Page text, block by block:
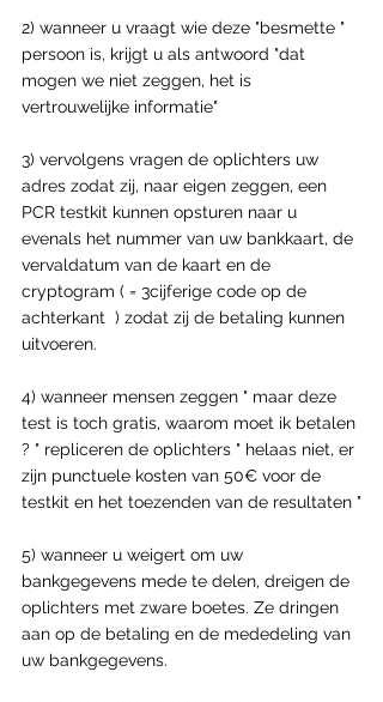
2) wanneer u vraagt wie deze "besmette "
persoon is, krijgt u als antwoord "dat
mogen we niet zeggen, het is
vertrouwelijke informatie"
3) vervolgens vragen de oplichters uw
adres zodat zij, naar eigen zeggen, een
PCR testkit kunnen opsturen naar u
evenals het nummer van uw bankkaart, de
vervaldatum van de kaart en de
cryptogram ( = 3cijferige code op de
achterkant  ) zodat zij de betaling kunnen
uitvoeren.
4) wanneer mensen zeggen " maar deze
test is toch gratis, waarom moet ik betalen
? " repliceren de oplichters " helaas niet, er
zijn punctuele kosten van 50€ voor de
testkit en het toezenden van de resultaten "
5) wanneer u weigert om uw
bankgegevens mede te delen, dreigen de
oplichters met zware boetes. Ze dringen
aan op de betaling en de mededeling van
uw bankgegevens.